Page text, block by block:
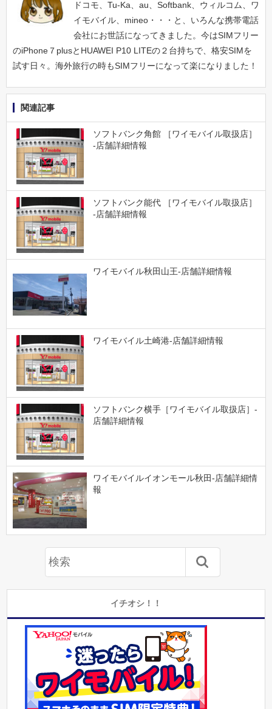
ドコモ、Tu-Ka、au、Softbank、ウィルコム、ワ
イモバイル、mineo・・・と、いろんな携帯電話
会社にお世話になってきました。今はSIMフリー
のiPhone７plusとHUAWEI P10 LITEの２台持ちで、格安SIMを
試す日々。海外旅行の時もSIMフリーになって楽になりました！
関連記事
ソフトバンク角館 ［ワイモバイル取扱店］
-店舗詳細情報
ソフトバンク能代 ［ワイモバイル取扱店］
-店舗詳細情報
ワイモバイル秋田山王-店舗詳細情報
ワイモバイル土崎港-店舗詳細情報
ソフトバンク横手［ワイモバイル取扱店］-
店舗詳細情報
ワイモバイルイオンモール秋田-店舗詳細情
報
イチオシ！！